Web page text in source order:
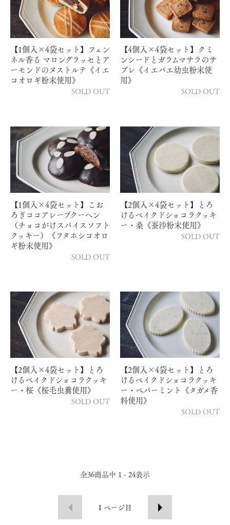
【1個入×4袋セット】フェン
ネル香る マロングラッセとア
ーモンドのヌストルテ《イエ
コオロギ粉末使用》
SOLD OUT
【4個入×4袋セット】クミ
ンシードとガラムマサラのサ
ブレ《イエバエ幼虫粉末使
用》
SOLD OUT
【1個入×4袋セット】こお
ろぎココアレープクーヘン
（チョコがけスパイスソフト
クッキー）《フタホシコオロ
ギ粉末使用》
SOLD OUT
【2個入×4袋セット】とろ
けるベイクドショコラクッキ
ー・桑《蚕沙粉末使用》
SOLD OUT
【2個入×4袋セット】とろ
けるベイクドショコラクッキ
ー・桜《桜毛虫糞使用》
SOLD OUT
【2個入×4袋セット】とろ
けるベイクドショコラクッキ
ー・ペパーミント《タガメ香
料使用》
SOLD OUT
全36商品中 1 - 24表示
1 ページ目